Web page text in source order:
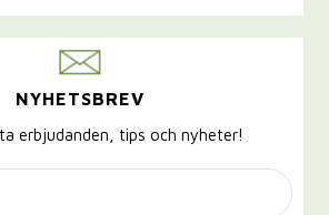
NYHETSBREV
erbjudanden, tips och nyheter!